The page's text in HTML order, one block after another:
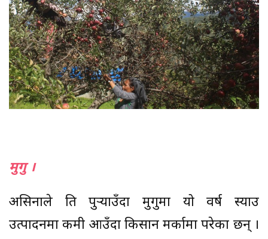
मुगु ।
असिनाले क्षति पुर्‍याउँदा मुगुमा यो वर्ष स्याउ
उत्पादनमा कमी आउँदा किसान मर्कामा परेका छन् ।